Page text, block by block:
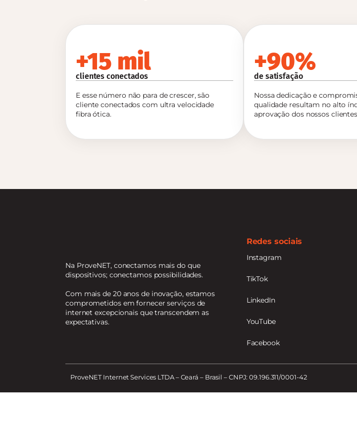
+15 mil
clientes conectados
E esse número não para de crescer, são
cliente conectados com ultra velocidade
fibra ótica.
+90%
de satisfação
Nossa dedicação e
qualidade resultam no alto
aprovação dos nossos
Na ProveNET, conectamos mais do que
dispositivos; conectamos possibilidades.
Com mais de 20 anos de inovação, estamos
comprometidos em fornecer serviços de
internet excepcionais que transcendem as
expectativas.
Redes sociais
Instagram
TikTok
LinkedIn
YouTube
Facebook
ProveNET Internet Services LTDA – Ceará – Brasil – CNPJ: 09.196.311/0001-42